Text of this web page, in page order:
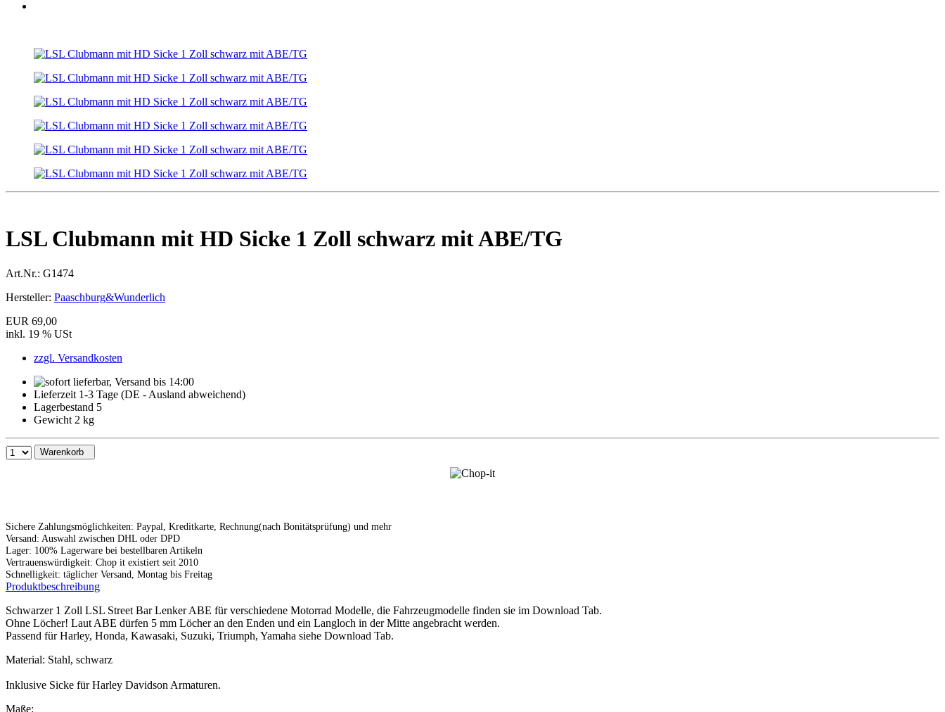
LSL Clubmann mit HD Sicke 1 Zoll schwarz mit ABE/TG
Art.Nr.: G1474
Hersteller: Paaschburg&Wunderlich
EUR 69,00
inkl. 19 % USt
zzgl. Versandkosten
Lieferzeit 1-3 Tage (DE - Ausland abweichend)
Lagerbestand 5
Gewicht 2 kg
Warenkorb
Sichere Zahlungsmöglichkeiten: Paypal, Kreditkarte, Rechnung(nach Bonitätsprüfung) und mehr
Versand: Auswahl zwischen DHL oder DPD
Lager: 100% Lagerware bei bestellbaren Artikeln
Vertrauenswürdigkeit: Chop it existiert seit 2010
Schnelligkeit: täglicher Versand, Montag bis Freitag
Produktbeschreibung
Schwarzer 1 Zoll LSL Street Bar Lenker ABE für verschiedene Motorrad Modelle, die Fahrzeugmodelle finden sie im Download Tab.
Ohne Löcher! Laut ABE dürfen 5 mm Löcher an den Enden und ein Langloch in der Mitte angebracht werden.
Passend für Harley, Honda, Kawasaki, Suzuki, Triumph, Yamaha siehe Download Tab.
Material: Stahl, schwarz
Inklusive Sicke für Harley Davidson Armaturen.
Maße: